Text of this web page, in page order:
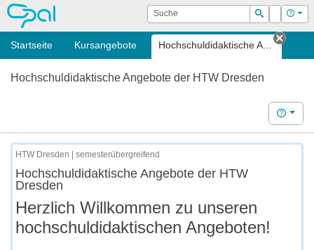
OPAL Suche
Suchen
Login Hilfe
Startseite Kursangebote Hochschuldidaktische A...
Tab
Hochschuldidaktische Angebote der HTW Dresden
Hilfe
HTW Dresden | semesterübergreifend
Hochschuldidaktische Angebote der HTW
Dresden
Herzlich Willkommen zu unseren
hochschuldidaktischen Angeboten!